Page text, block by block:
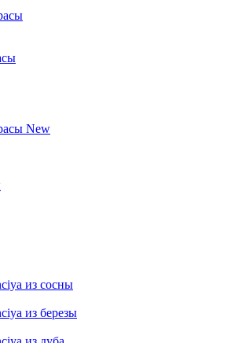
New
из сосны
из березы